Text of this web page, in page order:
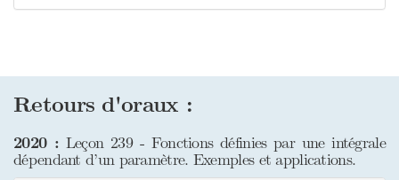
Retours d'oraux :
2020 : Leçon 239 - Fonctions définies par une intégrale
dépendant d’un paramètre. Exemples et applications.